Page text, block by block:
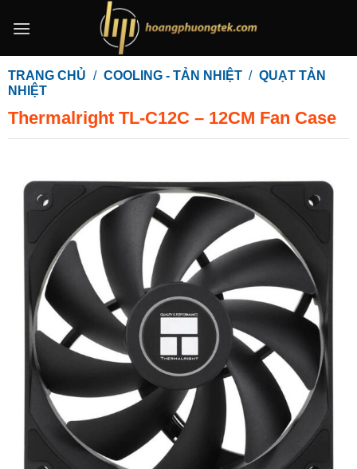
qua
dung
TRANG CHỦ / COOLING - TẢN NHIỆT / QUẠT TẢN
NHIỆT
Thermalright TL-C12C – 12CM Fan Case